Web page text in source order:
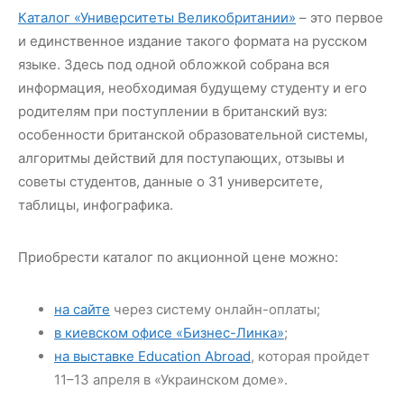
Каталог «Университеты Великобритании» – это первое
и единственное издание такого формата на русском
языке. Здесь под одной обложкой собрана вся
информация, необходимая будущему студенту и его
родителям при поступлении в британский вуз:
особенности британской образовательной системы,
алгоритмы действий для поступающих, отзывы и
советы студентов, данные о 31 университете,
таблицы, инфографика.
Приобрести каталог по акционной цене можно:
на сайте через систему онлайн-оплаты;
в киевском офисе «Бизнес-Линка»;
на выставке Education Abroad, которая пройдет
11–13 апреля в «Украинском доме».